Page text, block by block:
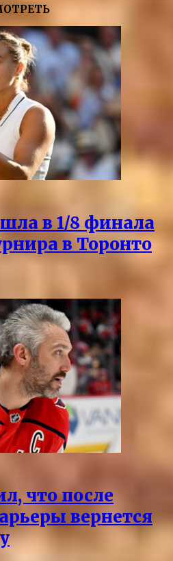
в 1/8 финала
в Торонто
что после
вернется